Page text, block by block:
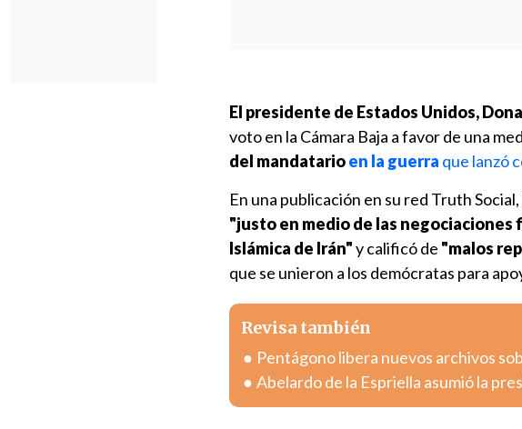
El presidente de Estados Unidos,
voto en la Cámara Baja a favor de una
del mandatarioen la guerra que lanzó
En una publicación en su red Truth
"justo en medio de las negociaciones
Islámica de Irán"y calificó de "malos
que se unieron a los demócratas para
Revisa también
Pentágono libera nuevos archivos
Abelardo de la Espriella asumió la